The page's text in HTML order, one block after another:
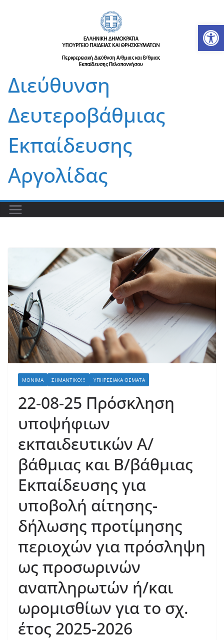
Διεύθυνση
Δευτεροβάθμιας
Εκπαίδευσης
Αργολίδας
ΜΌΝΙΜΑ ΣΗΜΑΝΤΙΚΌ!!! ΥΠΗΡΕΣΙΑΚΆ ΘΈΜΑΤΑ
22-08-25 Πρόσκληση
υποψήφιων
εκπαιδευτικών Α/
βάθμιας και Β/βάθμιας
Εκπαίδευσης για
υποβολή αίτησης-
δήλωσης προτίμησης
περιοχών για πρόσληψη
ως προσωρινών
αναπληρωτών ή/και
ωρομισθίων για το σχ.
έτος 2025-2026